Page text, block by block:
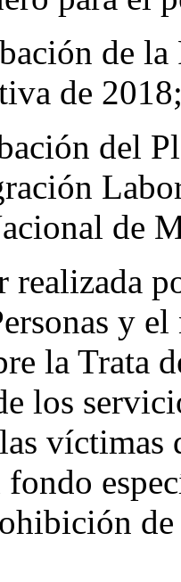
de
de
del
de
realizada
y
la Trata
los
víctimas
de